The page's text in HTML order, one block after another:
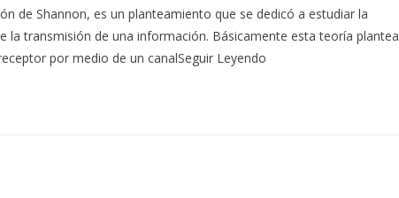
Shannon, es un planteamiento que se dedicó a estudiar la
la transmisión de una información. Básicamente esta teoría plantea
por medio de un canalSeguir Leyendo